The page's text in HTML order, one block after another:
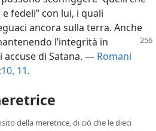
fedeli” con lui, i quali
ancora sulla terra. Anche
l’integrità in
accuse di Satana. — Romani
11.
della meretrice, di ciò che le dieci